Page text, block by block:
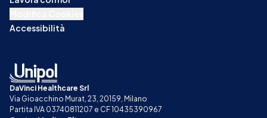
Accessibilità
DaVinci Healthcare Srl
Via Gioacchino Murat, 23, 20159, Milano
Partita IVA 03740811207 e CF 10435390967